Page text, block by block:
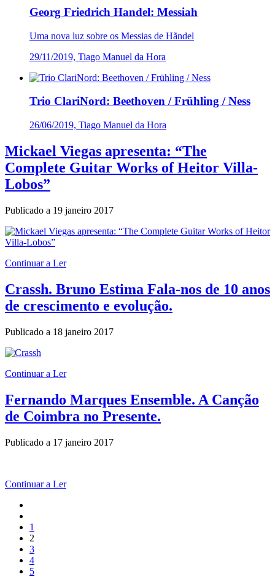
Georg Friedrich Handel: Messiah
Uma nova luz sobre os Messias de Hãndel
29/11/2019, Tiago Manuel da Hora
Trio ClariNord: Beethoven / Frühling / Ness
26/06/2019, Tiago Manuel da Hora
Mickael Viegas apresenta: “The
Complete Guitar Works of Heitor Villa-
Lobos”
Publicado a 19 janeiro 2017
Continuar a Ler
Crassh. Bruno Estima Fala-nos de 10 anos
de crescimento e evolução.
Publicado a 18 janeiro 2017
Continuar a Ler
Fernando Marques Ensemble. A Canção
de Coimbra no Presente.
Publicado a 17 janeiro 2017
Continuar a Ler
1
2
3
4
5